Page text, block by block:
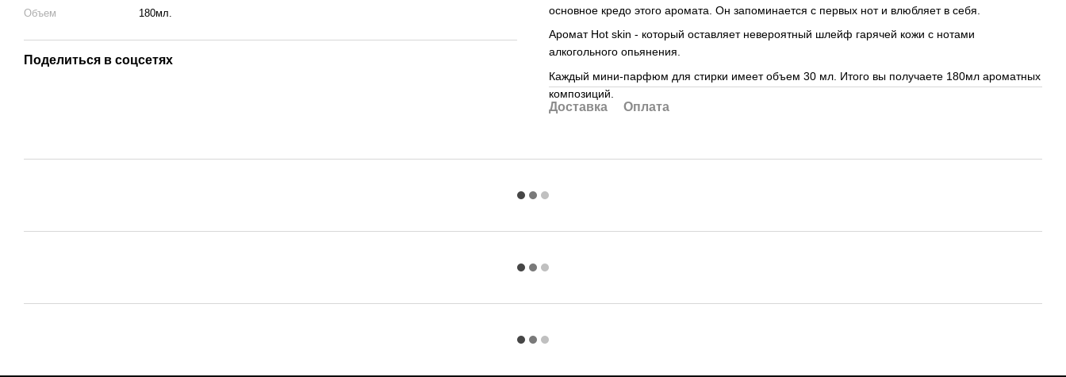
Объем
180мл.
Поделиться в соцсетях
основное кредо этого аромата. Он запоминается с первых нот и влюбляет в себя.
Аромат Hot skin - который оставляет невероятный шлейф гарячей кожи с нотами
алкогольного опьянения.
Каждый мини-парфюм для стирки имеет объем 30 мл. Итого вы получаете 180мл ароматных
композиций.
Доставка Оплата